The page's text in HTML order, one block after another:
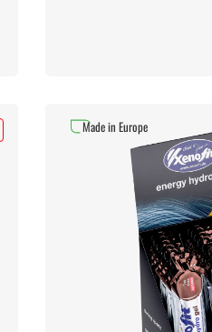
Made in Europe